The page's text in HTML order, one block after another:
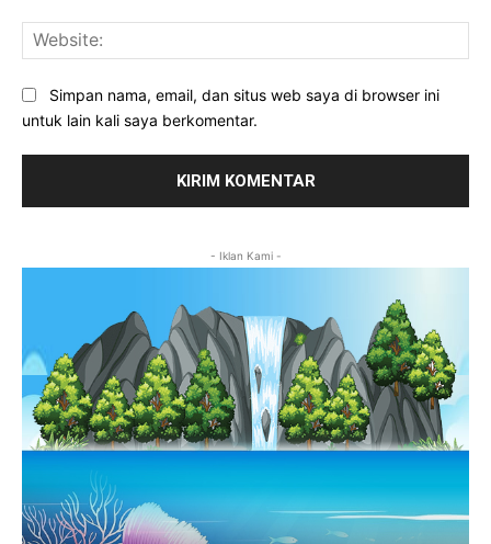
Simpan nama, email, dan situs web saya di browser ini
untuk lain kali saya berkomentar.
- Iklan Kami -